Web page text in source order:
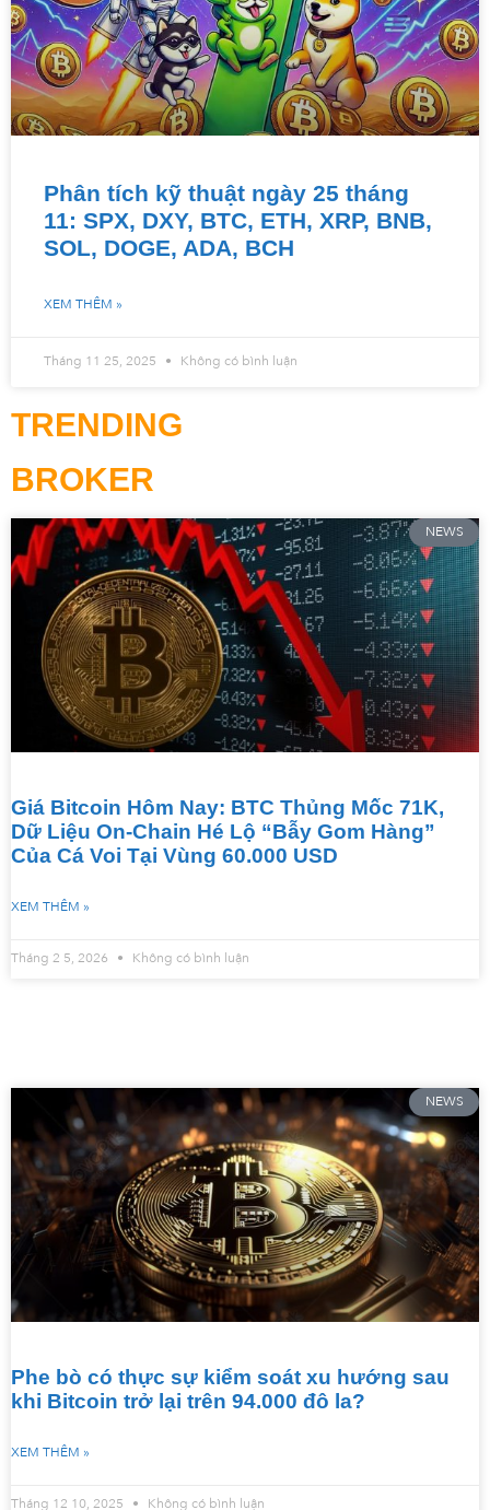
Phân tích kỹ thuật ngày 25 tháng
11: SPX, DXY, BTC, ETH, XRP, BNB,
SOL, DOGE, ADA, BCH
XEM THÊM »
Tháng 11 25, 2025 Không có bình luận
TRENDING
BROKER
NEWS
Giá Bitcoin Hôm Nay: BTC Thủng Mốc 71K,
Dữ Liệu On-Chain Hé Lộ “Bẫy Gom Hàng”
Của Cá Voi Tại Vùng 60.000 USD
XEM THÊM »
Tháng 2 5, 2026 Không có bình luận
NEWS
Phe bò có thực sự kiểm soát xu hướng sau
khi Bitcoin trở lại trên 94.000 đô la?
XEM THÊM »
Tháng 12 10, 2025 Không có bình luận